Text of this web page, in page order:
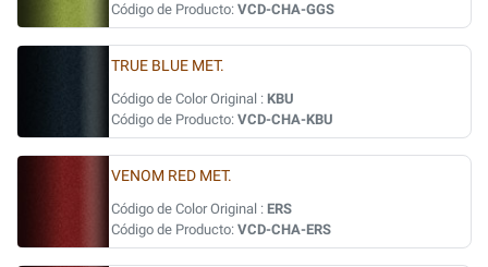
Código de Producto: VCD-CHA-GGS
TRUE BLUE MET.
Código de Color Original : KBU
Código de Producto: VCD-CHA-KBU
VENOM RED MET.
Código de Color Original : ERS
Código de Producto: VCD-CHA-ERS